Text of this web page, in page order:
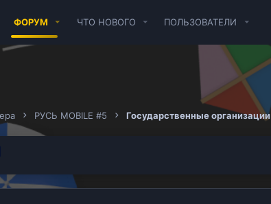
ФОРУМ ЧТО НОВОГО ПОЛЬЗОВАТЕЛИ
РУСЬ MOBILE #5 Государственные организации